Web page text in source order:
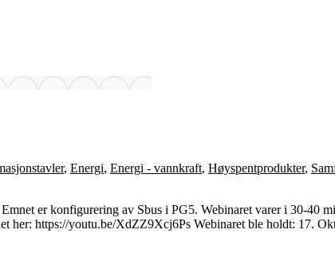
, Energi, Energi - vannkraft, Høyspentprodukter,
er konfigurering av Sbus i PG5. Webinaret varer i 30-40
her: https://youtu.be/XdZZ9Xcj6Ps Webinaret ble holdt: 17.